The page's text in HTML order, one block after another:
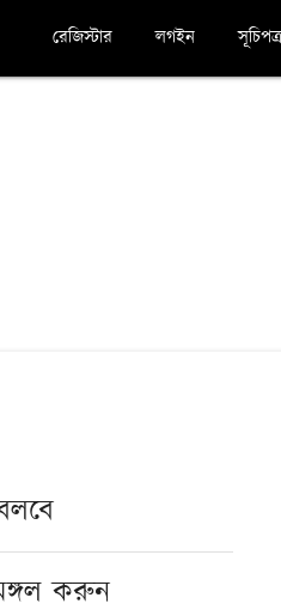
সূচিপত্র
লগইন
রেজিস্টার
করুন